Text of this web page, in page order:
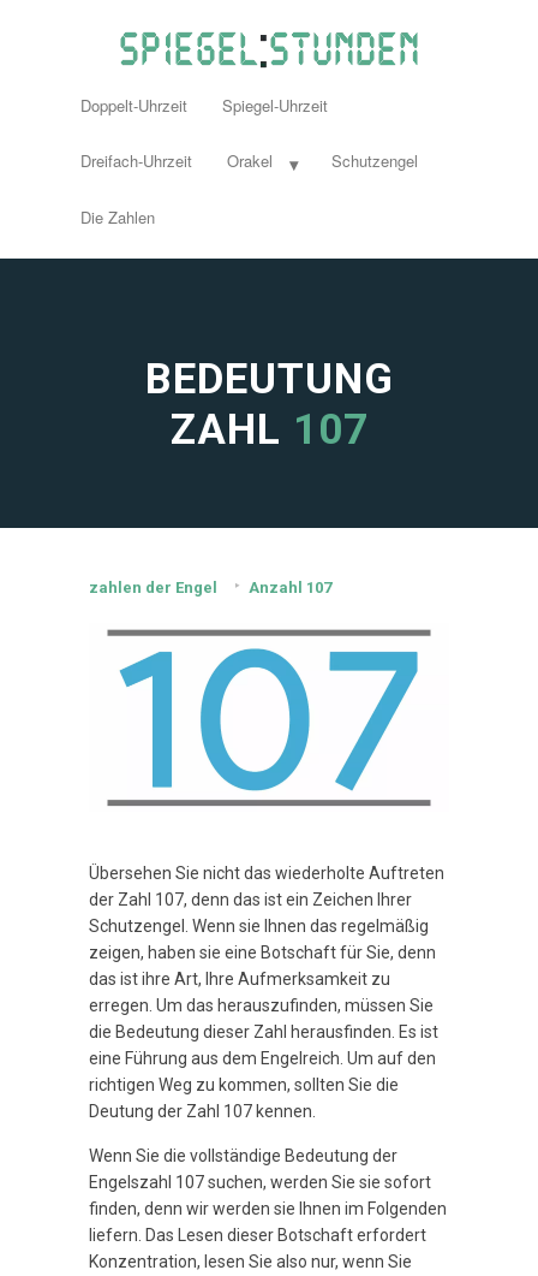
Doppelt-Uhrzeit Spiegel-Uhrzeit
Dreifach-Uhrzeit Orakel Schutzengel
Die Zahlen
BEDEUTUNG
ZAHL 107
zahlen der Engel Anzahl 107
Übersehen Sie nicht das wiederholte Auftreten
der Zahl 107, denn das ist ein Zeichen Ihrer
Schutzengel. Wenn sie Ihnen das regelmäßig
zeigen, haben sie eine Botschaft für Sie, denn
das ist ihre Art, Ihre Aufmerksamkeit zu
erregen. Um das herauszufinden, müssen Sie
die Bedeutung dieser Zahl herausfinden. Es ist
eine Führung aus dem Engelreich. Um auf den
richtigen Weg zu kommen, sollten Sie die
Deutung der Zahl 107 kennen.
Wenn Sie die vollständige Bedeutung der
Engelszahl 107 suchen, werden Sie sie sofort
finden, denn wir werden sie Ihnen im Folgenden
liefern. Das Lesen dieser Botschaft erfordert
Konzentration, lesen Sie also nur, wenn Sie